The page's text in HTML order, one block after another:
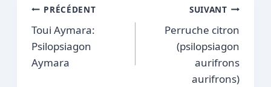
Navigation
de
l’article
PRÉCÉDENT
Toui Aymara:
Psilopsiagon
Aymara
SUIVANT
Perruche citron
(psilopsiagon
aurifrons
aurifrons)